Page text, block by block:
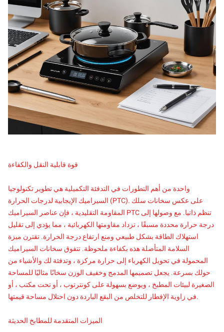
قوة قابلية النقل والكفاءة
واحدة من أهم التطورات في التدفئة التكميلية هي تطوير تكنولوجيا
السيراميك الإيجابية لدرجات الحرارة (PTC). على عكس سخانات سلك
المقاومة التقليدية ، فإن عناصر السيراميك PTC تنظم ذاتيا. مع وصولها إلى
درجة حرارة محددة مسبقًا ، تزداد مقاومتها الكهربائية ، مما يؤدي إلى تقليل
استهلاك الطاقة بشكل طبيعي ومنع ارتفاع درجة الحرارة. تقترن ميزة
السلامة المتأصلة هذه بكفاءة ملحوظة. تتفوق سخانات السيراميك
المحمولة في تحويل الكهرباء إلى حرارة مركزة ، وتدفئة لك والأشياء من
حولك بسرعة. يجعل تصميمها المدمج وخفيف الوزن سخانًا مثاليًا للمساحة
الصغيرة لبيئات المطبخ ، ويوضع بسهولة على كونترتوب ، أو تحت مكتب ، أو
في زاوية الإفطار للتخلص من البقع الباردة دون احتلال مساحة قيمتها.
الميزات المتقدمة للمطابخ الحديثة